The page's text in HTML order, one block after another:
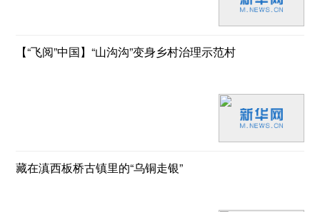
【“飞阅”中国】“山沟沟”变身乡村治理示范村
藏在滇西板桥古镇里的“乌铜走银”